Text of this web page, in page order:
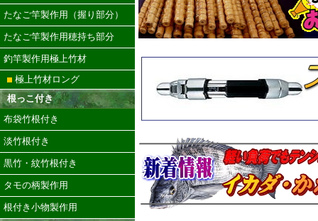
たなご竿製作用（握り部分）
たなご竿製作用穂持ち部分
釣竿製作用極上竹材
極上竹材ロング
根っこ付き
布袋竹根付き
淡竹根付き
黒竹・紋竹根付き
タモの柄製作用
根付き小物製作用